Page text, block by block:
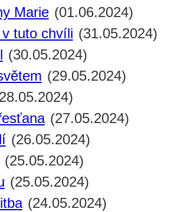
Marie (01.06.2024)
tuto chvíli (31.05.2024)
(30.05.2024)
(29.05.2024)
(27.05.2024)
(26.05.2024)
(25.05.2024)
(25.05.2024)
(24.05.2024)